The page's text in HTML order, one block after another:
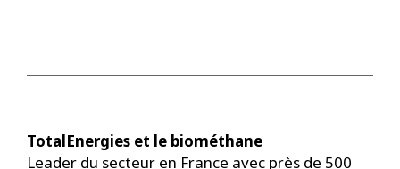
TotalEnergies et le biométhane
Leader du secteur en France avec près de 500